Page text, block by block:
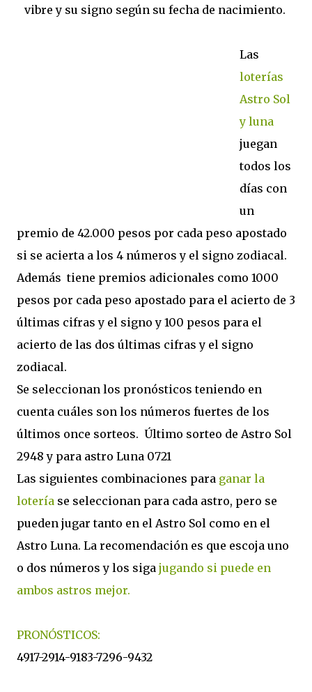
vibre y su signo según su fecha de nacimiento.
Las
loterías
Astro Sol
y luna
juegan
todos los
días con
un
premio de 42.000 pesos por cada peso apostado
si se acierta a los 4 números y el signo zodiacal.
Además tiene premios adicionales como 1000
pesos por cada peso apostado para el acierto de 3
últimas cifras y el signo y 100 pesos para el
acierto de las dos últimas cifras y el signo
zodiacal.
Se seleccionan los pronósticos teniendo en
cuenta cuáles son los números fuertes de los
últimos once sorteos. Último sorteo de Astro Sol
2948 y para astro Luna 0721
Las siguientes combinaciones para ganar la
lotería se seleccionan para cada astro, pero se
pueden jugar tanto en el Astro Sol como en el
Astro Luna. La recomendación es que escoja uno
o dos números y los siga jugando si puede en
ambos astros mejor.
PRONÓSTICOS:
4917-2914-9183-7296-9432